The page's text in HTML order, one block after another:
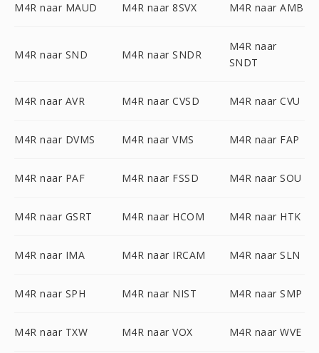
M4R naar MAUD M4R naar 8SVX M4R naar AMB
M4R naar SND M4R naar SNDR
M4R naar
SNDT
M4R naar AVR M4R naar CVSD M4R naar CVU
M4R naar DVMS M4R naar VMS M4R naar FAP
M4R naar PAF M4R naar FSSD M4R naar SOU
M4R naar GSRT M4R naar HCOM M4R naar HTK
M4R naar IMA M4R naar IRCAM M4R naar SLN
M4R naar SPH M4R naar NIST M4R naar SMP
M4R naar TXW M4R naar VOX M4R naar WVE